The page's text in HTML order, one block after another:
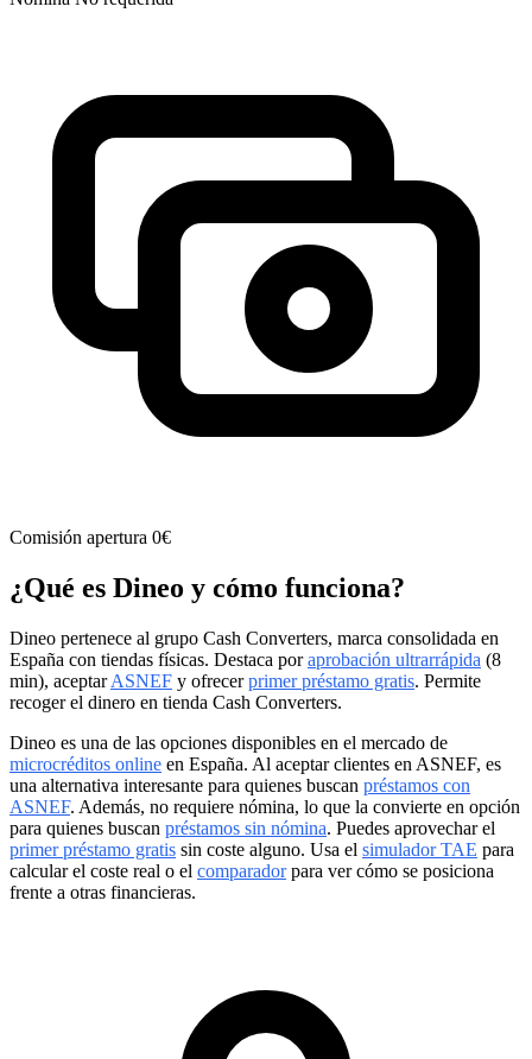
Comisión apertura 0€
¿Qué es Dineo y cómo funciona?
Dineo pertenece al grupo Cash Converters, marca consolidada en
España con tiendas físicas. Destaca poraprobación ultrarrápida (8
min), aceptarASNEF y ofrecerprimer préstamo gratis. Permite
recoger el dinero en tienda Cash Converters.
Dineo es una de las opciones disponibles en el mercado de
microcréditos online en España. Al aceptar clientes en ASNEF, es
una alternativa interesante para quienes buscan préstamos con
ASNEF. Además, no requiere nómina, lo que la convierte en opción
para quienes buscan préstamos sin nómina. Puedes aprovechar el
primer préstamo gratis sin coste alguno. Usa el simulador TAE para
calcular el coste real o el comparadorpara ver cómo se posiciona
frente a otras financieras.